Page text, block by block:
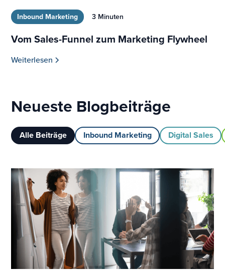
Inbound Marketing 3 Minuten
Vom Sales-Funnel zum Marketing Flywheel
Weiterlesen
Neueste Blogbeiträge
Alle Beiträge Inbound Marketing Digital Sales